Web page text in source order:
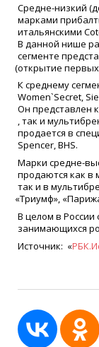
Средне-низкий (
марками
итальянскими
В данной нише
сегменте
(открытие
К среднему
Women`Secret,
Он представлен
, так и
продается в
Spencer, BHS.
Марки средне-
продаются как в
так и в
«Триумф», «
В целом в
занимающихся
Источник: «